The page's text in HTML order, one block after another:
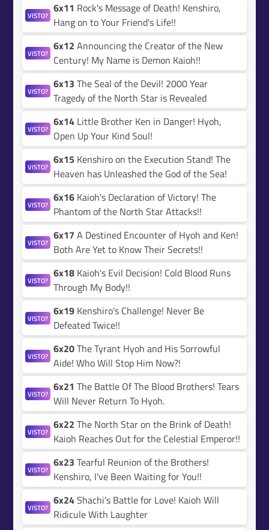
VISTO? 6x11 Rock's Message of Death! Kenshiro,
Hang on to Your Friend's Life!!
VISTO? 6x12 Announcing the Creator of the New
Century! My Name is Demon Kaioh!!
VISTO? 6x13 The Seal of the Devil! 2000 Year
Tragedy of the North Star is Revealed
VISTO? 6x14 Little Brother Ken in Danger! Hyoh,
Open Up Your Kind Soul!
VISTO? 6x15 Kenshiro on the Execution Stand! The
Heaven has Unleashed the God of the Sea!
VISTO? 6x16 Kaioh's Declaration of Victory! The
Phantom of the North Star Attacks!!
VISTO? 6x17 A Destined Encounter of Hyoh and Ken!
Both Are Yet to Know Their Secrets!!
VISTO? 6x18 Kaioh's Evil Decision! Cold Blood Runs
Through My Body!!
VISTO? 6x19 Kenshiro's Challenge! Never Be
Defeated Twice!!
VISTO? 6x20The Tyrant Hyoh and His Sorrowful
Aide! Who Will Stop Him Now?!
VISTO? 6x21 The Battle Of The Blood Brothers! Tears
Will Never Return To Hyoh.
VISTO? 6x22 The North Star on the Brink of Death!
Kaioh Reaches Out for the Celestial Emperor!!
VISTO? 6x23 Tearful Reunion of the Brothers!
Kenshiro, I've Been Waiting for You!!
VISTO? 6x24Shachi's Battle for Love! Kaioh Will
Ridicule With Laughter